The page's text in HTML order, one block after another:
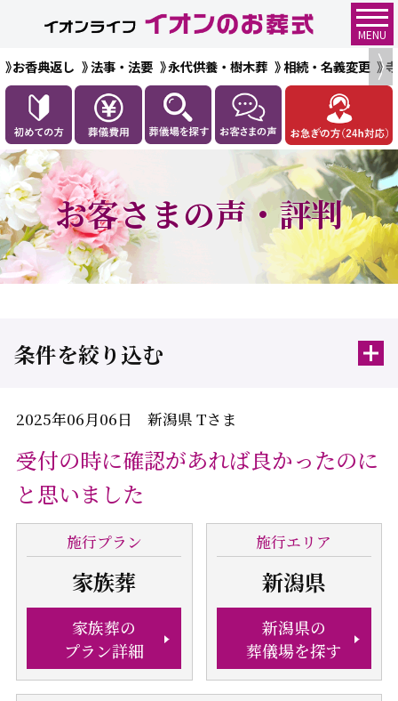
MENU
お香典返し 法事・法要 永代供養・樹木葬 相続・名義変更
お客さまの声・評判
条件を絞り込む
2025年06月06日 新潟県 Tさま
受付の時に確認があれば良かったのに
と思いました
施行プラン
家族葬
家族葬の
プラン詳細
施行エリア
新潟県
新潟県の
葬儀場を探す